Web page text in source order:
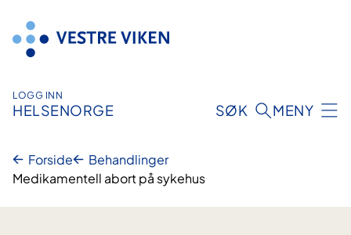
innhold
LOGG INN
HELSENORGE SØK MENY
Forside
Behandlinger
Medikamentell abort på sykehus